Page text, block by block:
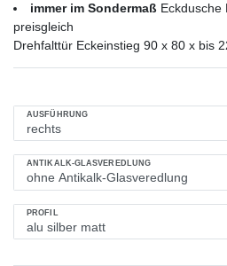
immer im Sondermaß Eckdusche
preisgleich
Drehfalttür Eckeinstieg 90 x 80 x bis
AUSFÜHRUNG
ANTIKALK-GLASVEREDLUNG
PROFIL